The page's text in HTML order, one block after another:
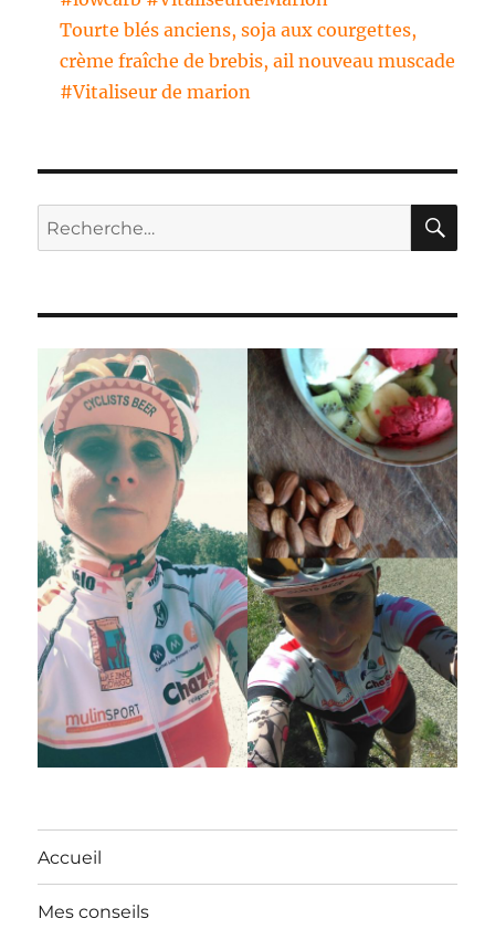
Tourte blés anciens, soja aux courgettes,
crème fraîche de brebis, ail nouveau muscade
#Vitaliseur de marion
Recherche
pour :
Accueil
Mes conseils